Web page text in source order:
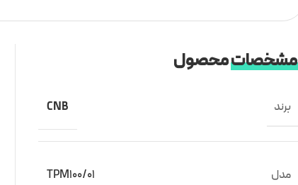
مشخصاتمحصول
برند CNB
مدل TPM100/01